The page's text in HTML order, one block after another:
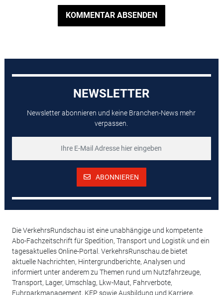
KOMMENTAR ABSENDEN
NEWSLETTER
Newsletter abonnieren und keine Branchen-News mehr
verpassen.
ABONNIEREN
Die VerkehrsRundschau ist eine unabhängige und kompetente
Abo-Fachzeitschrift für Spedition, Transport und Logistik und ein
tagesaktuelles Online-Portal. VerkehrsRunschau.de bietet
aktuelle Nachrichten, Hintergrundberichte, Analysen und
informiert unter anderem zu Themen rund um Nutzfahrzeuge,
Transport, Lager, Umschlag, Lkw-Maut, Fahrverbote,
Fuhrparkmanagement, KEP sowie Ausbildung und Karriere,